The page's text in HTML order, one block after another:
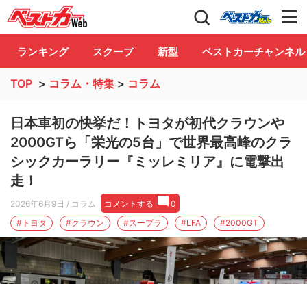
自動車情報誌「ベストカー」 Club
ランキング スクープ 新型 ベストカーチャンネル
TOP > コラム・特集 > コラム
日本車初の快挙だ！トヨタが初代クラウンや
2000GTら「栄光の5台」で世界最高峰のクラ
シックカーラリー『ミッレミリア』に電撃出
走！
2026年6月9日 / コラム コメントする
0
#トヨタ
#クラウン #スープラ #LFA #2000GT